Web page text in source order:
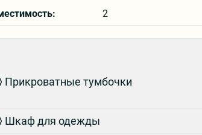
2
Прикроватные тумбочки
Шкаф для одежды